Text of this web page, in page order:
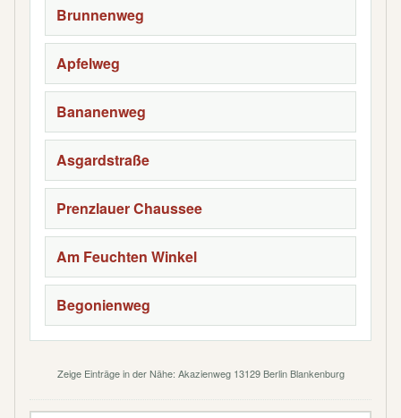
Brunnenweg
Apfelweg
Bananenweg
Asgardstraße
Prenzlauer Chaussee
Am Feuchten Winkel
Begonienweg
Zeige Einträge in der Nähe: Akazienweg 13129 Berlin Blankenburg